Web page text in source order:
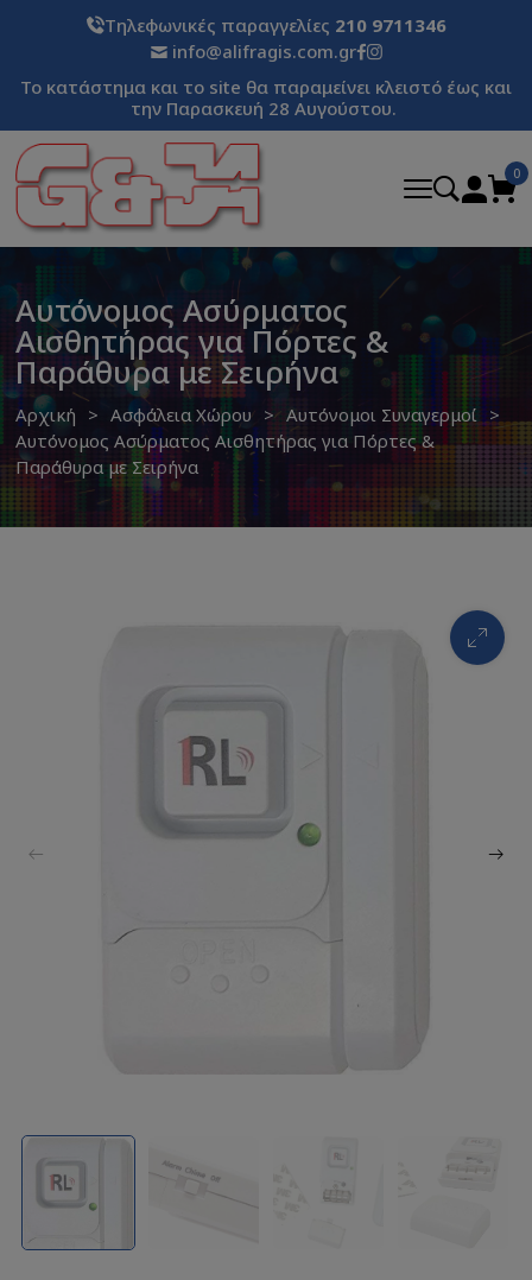
Το κατάστημα και το site θα παραμείνει κλειστό έως και
την Παρασκευή 28 Αυγούστου.
Τηλεφωνικές παραγγελίες 210 9711346
info@alifragis.com.gr
0
Αυτόνομος Ασύρματος
Αισθητήρας για Πόρτες &
Παράθυρα με Σειρήνα
Αρχική Ασφάλεια Χώρου
Αυτόνομοι Συναγερμοί
Αυτόνομος Ασύρματος Αισθητήρας για Πόρτες &
Παράθυρα με Σειρήνα